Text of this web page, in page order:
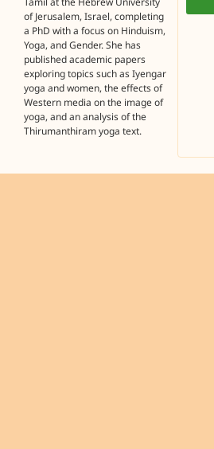
of Jerusalem, Israel, completing
a PhD with a focus on Hinduism,
Yoga, and Gender. She has
published academic papers
exploring topics such as Iyengar
yoga and women, the effects of
Western media on the image of
yoga, and an analysis of the
Thirumanthiram yoga text.